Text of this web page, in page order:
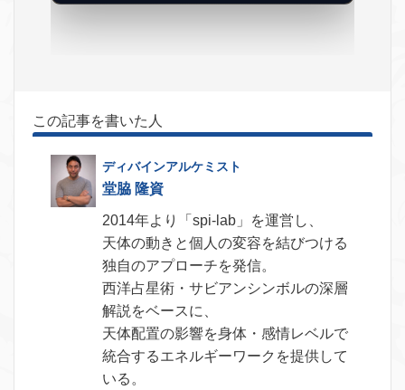
この記事を書いた人
堂脇 隆資
2014年より「spi-lab」を運営し、
天体の動きと個人の変容を結びつける
独自のアプローチを発信。
西洋占星術・サビアンシンボルの深層
解説をベースに、
天体配置の影響を身体・感情レベルで
統合するエネルギーワークを提供して
いる。